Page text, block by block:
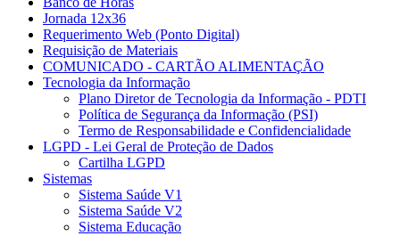
Jornada 12x36
Requerimento Web (Ponto Digital)
Requisição de Materiais
COMUNICADO - CARTÃO ALIMENTAÇÃO
Tecnologia da Informação
Plano Diretor de Tecnologia da Informação - PDTI
Política de Segurança da Informação (PSI)
Termo de Responsabilidade e Confidencialidade
LGPD - Lei Geral de Proteção de Dados
Cartilha LGPD
Sistemas
Sistema Saúde V1
Sistema Saúde V2
Sistema Educação